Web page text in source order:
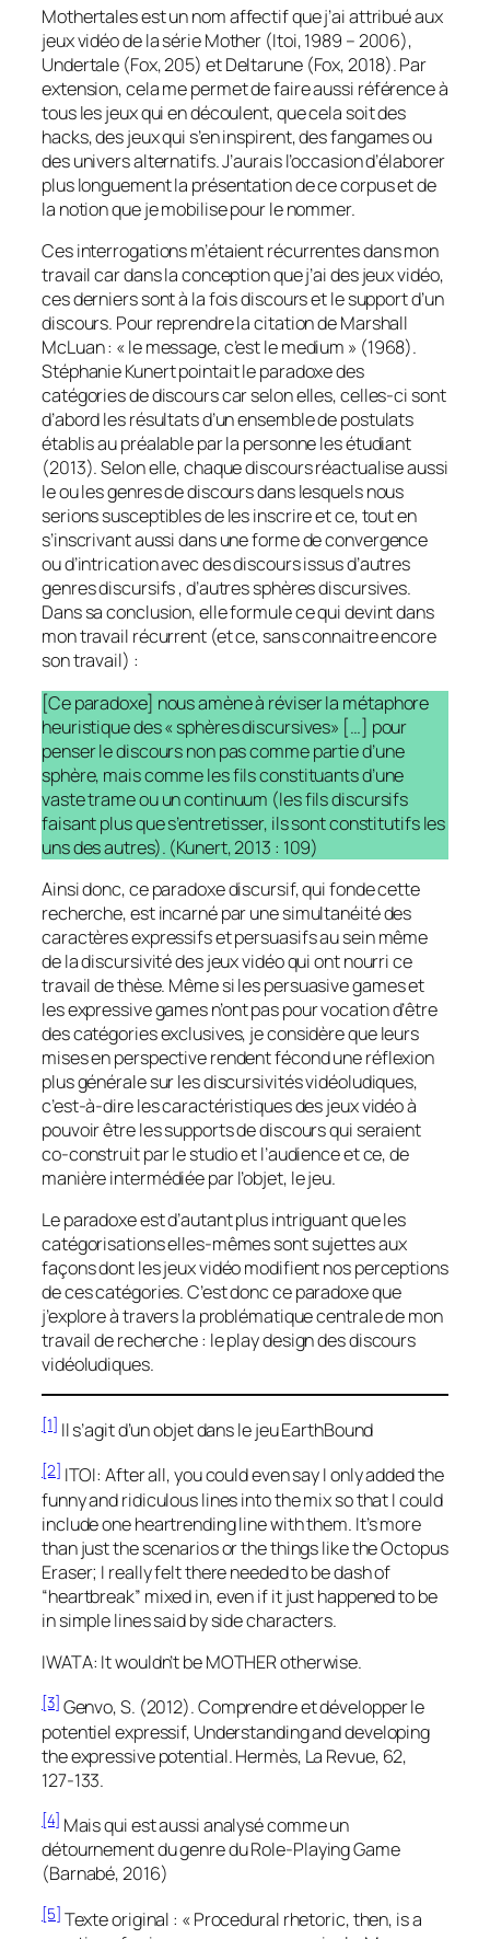
Mothertales estun nom affectif que j’ai attribué aux
jeux vidéo de la sérieMother (Itoi, 1989 – 2006),
Undertale (Fox, 205) etDeltarune (Fox, 2018). Par
extension, cela me permet de faire aussi référence à
tous les jeux qui en découlent, que cela soit des
hacks, des jeux qui s’en inspirent, desfangamesou
des univers alternatifs. J’aurais l’occasion d’élaborer
plus longuement la présentation de ce corpus et de
la notion que je mobilise pour le nommer.
Ces interrogations m’étaient récurrentes dans mon
travail car dans la conception que j’ai des jeux vidéo,
ces derniers sont à la fois discours et le support d’un
discours. Pour reprendre la citation de Marshall
McLuan : « le message, c’est le medium » (1968).
Stéphanie Kunert pointait le paradoxe des
catégories de discours car selon elles, celles-ci sont
d’abord les résultats d’un ensemble de postulats
établis au préalable par la personne les étudiant
(2013). Selon elle, chaque discours réactualise aussi
le ou les genres de discours dans lesquels nous
serions susceptibles de les inscrire et ce, tout en
s’inscrivant aussi dans une forme de convergence
ou d’intrication avec des discours issus d’autres
genres discursifs , d’autres sphères discursives.
Dans sa conclusion, elle formule ce qui devint dans
mon travail récurrent (et ce, sans connaitre encore
son travail) :
[Ce paradoxe] nous amène à réviser la métaphore
heuristique des « sphères discursives» […] pour
penser le discours non pas comme partie d’une
sphère, mais comme les fils constituants d’une
vaste trame ou un continuum (les fils discursifs
faisant plus que s’entretisser, ils sont constitutifs les
uns des autres). (Kunert, 2013 : 109)
Ainsi donc, ce paradoxe discursif, qui fonde cette
recherche, est incarné par une simultanéité des
caractères expressifs et persuasifs au sein même
de la discursivité des jeux vidéo qui ont nourri ce
travail de thèse. Même si lespersuasive gameset
lesexpressive gamesn’ont pas pour vocation d’être
des catégories exclusives, je considère que leurs
mises en perspective rendent fécond une réflexion
plus générale sur les discursivités vidéoludiques,
c’est-à-dire les caractéristiques des jeux vidéo à
pouvoir être les supports de discours qui seraient
co-construit par le studio et l’audience et ce, de
manière intermédiée par l’objet, le jeu.
Le paradoxe est d’autant plus intriguant que les
catégorisations elles-mêmes sont sujettes aux
façons dont les jeux vidéo modifient nos perceptions
de ces catégories. C’est donc ce paradoxe que
j’explore à travers la problématique centrale de mon
travail de recherche : leplay designdes discours
vidéoludiques.
[1] Il s’agit d’un objet dans le jeu EarthBound
[2] ITOI: After all, you could even say I only added the
funny and ridiculous lines into the mix so that I could
include one heartrending line with them. It’s more
than just the scenarios or the things like the Octopus
Eraser; I really felt there needed to be dash of
“heartbreak” mixed in, even if it just happened to be
in simple lines said by side characters.
IWATA: It wouldn’t be MOTHER otherwise.
[3] Genvo, S. (2012). Comprendre et développer le
potentiel expressif, Understanding and developing
the expressive potential. Hermès, La Revue, 62,
127‑133.
[4] Mais qui est aussi analysé comme un
détournement du genre du Role-Playing Game
(Barnabé, 2016)
[5] Texte original : « Procedural rhetoric, then, is a